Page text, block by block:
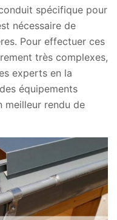
spécifique pour
nécessaire de
Pour effectuer ces
très complexes,
experts en la
équipements
meilleur rendu de